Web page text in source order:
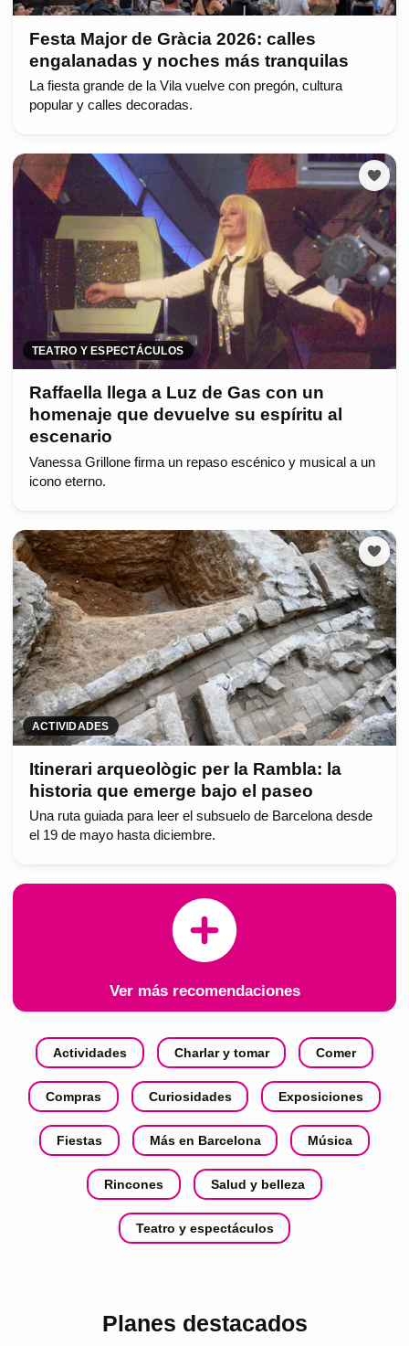
Festa Major de Gràcia 2026: calles
engalanadas y noches más tranquilas
La fiesta grande de la Vila vuelve con pregón, cultura
popular y calles decoradas.
TEATRO Y ESPECTÁCULOS
Raffaella llega a Luz de Gas con un
homenaje que devuelve su espíritu al
escenario
Vanessa Grillone firma un repaso escénico y musical a un
icono eterno.
ACTIVIDADES
Itinerari arqueològic per la Rambla: la
historia que emerge bajo el paseo
Una ruta guiada para leer el subsuelo de Barcelona desde
el 19 de mayo hasta diciembre.
Ver más recomendaciones
Actividades Charlar y tomar Comer
Compras Curiosidades Exposiciones
Fiestas Más en Barcelona Música
Rincones Salud y belleza
Teatro y espectáculos
Planes destacados